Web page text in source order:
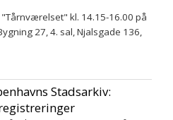
kl. 14.15-16.00 på
27, 4. sal, Njalsgade 136,
Stadsarkiv: